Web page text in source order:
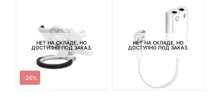
НЕТ НА СКЛАДЕ, НО
ДОСТУПНО ПОД ЗАКАЗ.
-26%
НЕТ НА СКЛАДЕ, НО
ДОСТУПНО ПОД ЗАКАЗ.